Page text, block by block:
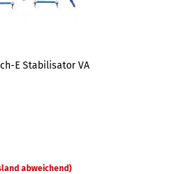
E Stabilisator VA
abweichend)